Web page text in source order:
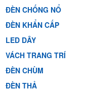
ĐÈN CHỐNG NỔ
ĐÈN KHẨN CẤP
LED DÂY
VÁCH TRANG TRÍ
ĐÈN CHÙM
ĐÈN THẢ